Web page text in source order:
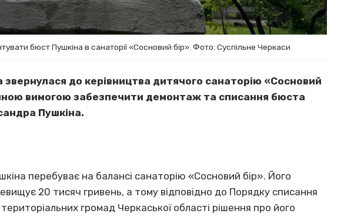
бюст Пушкіна в санаторії «Сосновий бір». Фото: Суспільне Черкаси
до керівництва дитячого санаторію «Сосновий
вимогою забезпечити демонтаж та списання бюста
Пушкіна.
перебуває на балансі санаторію «Сосновий бір». Його
20 тисяч гривень, а тому відповідно до Порядку списання
територіальних громад Черкаської області рішення про його